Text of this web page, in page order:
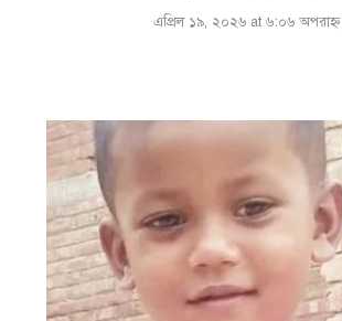
এপ্রিল ১৯, ২০২৬ at ৬:০৬ অপরাহ্ণ